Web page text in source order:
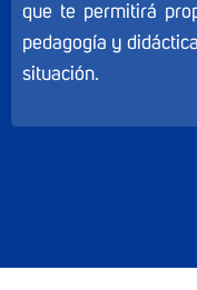
que te permitirá
pedagogía y
situación.